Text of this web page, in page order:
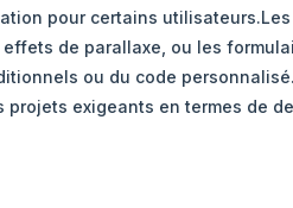
pour certains
effets de parallaxe, ou les
ou du code
projets exigeants en termes de